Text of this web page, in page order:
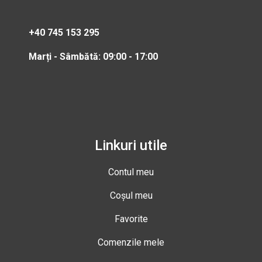
+40 745 153 295
Marți - Sâmbătă: 09:00 - 17:00
Linkuri utile
Contul meu
Coșul meu
Favorite
Comenzile mele